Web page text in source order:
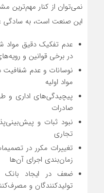
نمی‌توان از کنار مهم‌ترین
این صنعت است، به سادگی
عدم تفکیک دقیق مواد
در برخی قوانین و
نوسانات و عدم شفافیت
مواد اولیه
پیچیدگی‌های اداری و
صادرات
نبود ثبات و
تجاری
تغییرات مکرر در
زمان‌بندی اجرای آن‌ها
ضعف در ایجاد بانک
تولیدکنندگان و